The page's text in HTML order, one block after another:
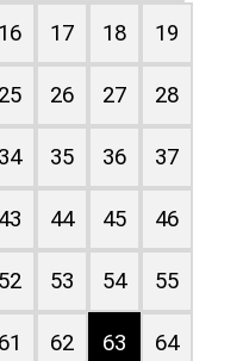
16 17 18 19
25 26 27 28
34 35 36 37
43 44 45 46
52 53 54 55
61 62 63 64